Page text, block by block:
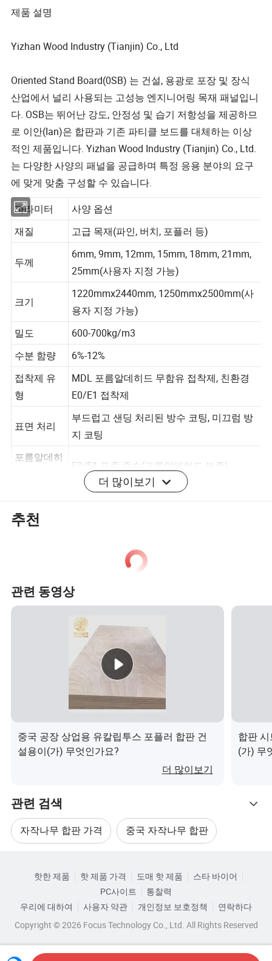
제품 설명
Yizhan Wood Industry (Tianjin) Co., Ltd
Oriented Stand Board(0SB) 는 건설, 용광로 포장 및 장식
산업에서 널리 사용되는 고성능 엔지니어링 목재 패널입니
다. OSB는 뛰어난 강도, 안정성 및 습기 저항성을 제공하므
로 이안(Ian)은 합판과 기존 파티클 보드를 대체하는 이상
적인 제품입니다. Yizhan Wood Industry (Tianjin) Co., Ltd.
는 다양한 사양의 패널을 공급하며 특정 응용 분야의 요구
에 맞게 맞춤 구성할 수 있습니다.
파라미터
사양 옵션
재질
고급 목재(파인, 버치, 포플러 등)
6mm, 9mm, 12mm, 15mm, 18mm, 21mm,
25mm(사용자 지정 가능)
1220mmx2440mm, 1250mmx2500mm(사
용자 지정 가능)
밀도
600-700kg/m3
수분 함량
6%-12%
접착제 유
MDL 포름알데히드 무함유 접착제, 친환경
E0/E1 접착제
부드럽고 샌딩 처리된 방수 코팅, 미끄럼 방
E0/E1 표준 준수(포름알데히드 부족)
습기 저항
손톱 고정
높음(나사와 손톱에 적합)
정상 조건에서 10년 이상
절단, 드릴링, 조각, 베누어링, 그림
내화성 OSB 사용 가능(B1/B2 표준)
상세 사진
우리의 장점
비교
치수
코어
코어 보드 전체 /'자작나무 심장과 포플라 코어, 사
보드 및 강력한 보드 안정성
등급
환경 친화적인 EO/E1 등급 아교, 북미 수출용 CARB
P2 인증 지원
환경
CARB, CE.1S09001 및 기타 미국가 인증을 제공할
수 있습니다
더 많이보기
추천
관련 동영상
중국 공장 상업용 유칼립투스 포플러 합판 건
설용이(가) 무엇인가요?
더 많이보기
합판
(가) 무
관련 검색
자작나무 합판 가격 중국 자작나무 합판
상업용 자작나무 합판 필름 코팅 자작나무 합판
카테고리로 찾아보기
핫한 제품 핫 제품 가격 도매 핫 제품
스타 바이어
PC사이트
통찰력
우리에 대하여
사용자 약관 개인정보 보호정책
연락하다
Copyright © 2026 Focus Technology Co., Ltd. All Rights Reserved